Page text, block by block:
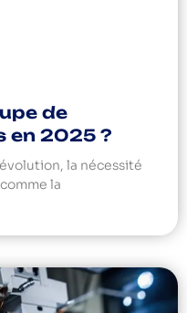
de
en 2025 ?
la nécessité
la